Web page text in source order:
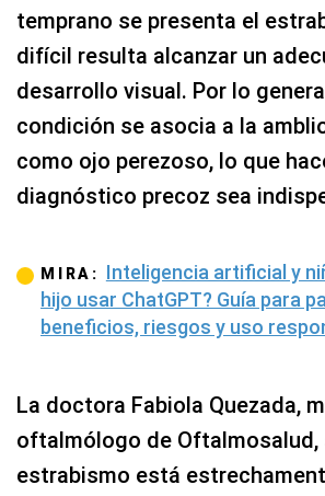
temprano se presenta el
difícil resulta alcanzar un
desarrollo visual. Por lo
condición se asocia a la
como ojo perezoso, lo que
diagnóstico precoz sea
MIRA:
Inteligencia artificial y
hijo usar ChatGPT? Guía para
beneficios, riesgos y uso
La doctora Fabiola Quezada,
oftalmólogo de Oftalmosalud,
estrabismo está